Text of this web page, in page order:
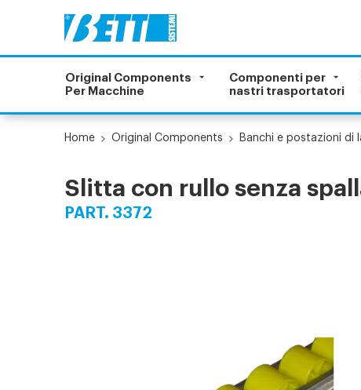
Original Components
Per Macchine
Componenti per
nastri trasportatori
Home Original Components Banchi e postazioni di
Slitta con rullo senza
PART. 3372